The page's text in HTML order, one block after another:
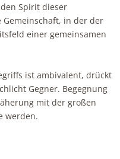
Spirit dieser
Gemeinschaft, in der der
einer gemeinsamen
ist ambivalent, drückt
Gegner. Begegnung
mit der großen
werden.